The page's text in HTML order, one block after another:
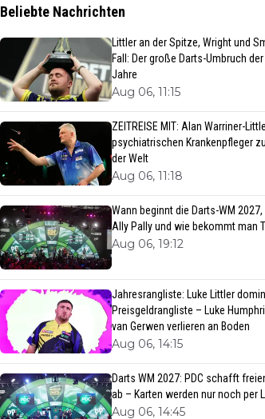
Beliebte Nachrichten
Littler an der Spitze, Wright und
Fall: Der große Darts-Umbruch
Jahre
Aug 06, 11:15
ZEITREISE MIT: Alan Warriner-
psychiatrischen Krankenpfleger
der Welt
Aug 06, 11:18
Wann beginnt die Darts-WM
Ally Pally und wie bekommt man
Aug 06, 19:12
Jahresrangliste: Luke Littler
Preisgeldrangliste – Luke
van Gerwen verlieren an Boden
Aug 06, 14:15
Darts WM 2027: PDC schafft
ab – Karten werden nur noch per
Aug 06, 14:45